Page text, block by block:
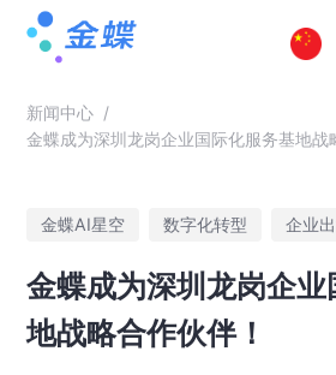
新闻中心 /
金蝶成为深圳龙岗企业国际化服务基地战
金蝶AI星空 数字化转型 企业
金蝶成为深圳龙岗企
地战略合作伙伴！